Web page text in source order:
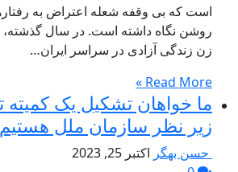
است که بی وقفه شعله اعتراض به
روشن نگاه داشته است. در سال گذشته،
زن زندگی آزادی در سراسر ایران…
Read More »
ما خواهان تشکیل یک
زیر نظر سازمان ملل هستیم
حسن بهگر اکتبر 25, 2023